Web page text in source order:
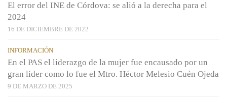
El error del INE de Córdova: se alió a la derecha para el
2024
16 DE DICIEMBRE DE 2022
INFORMACIÓN
En el PAS el liderazgo de la mujer fue encausado por un
gran líder como lo fue el Mtro. Héctor Melesio Cuén Ojeda
9 DE MARZO DE 2025